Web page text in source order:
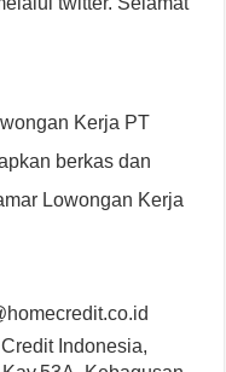
Kerja PT
berkas dan
Lowongan Kerja
Indonesia,